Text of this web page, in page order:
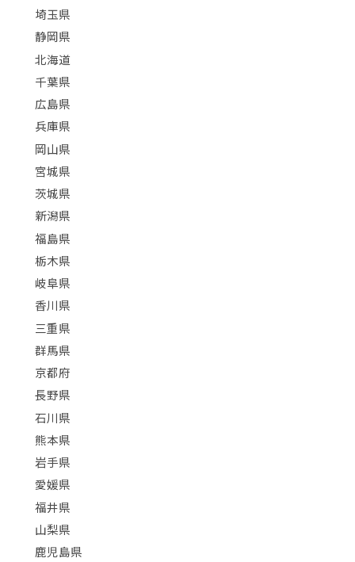
埼玉県
静岡県
北海道
千葉県
広島県
兵庫県
岡山県
宮城県
茨城県
新潟県
福島県
栃木県
岐阜県
香川県
三重県
群馬県
京都府
長野県
石川県
熊本県
岩手県
愛媛県
福井県
山梨県
鹿児島県